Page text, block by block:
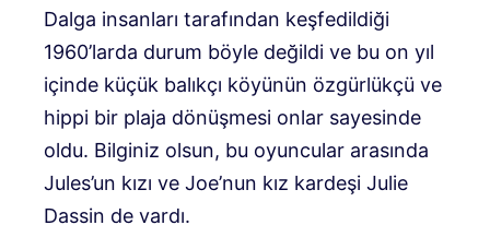
Dalga insanları tarafından keşfedildiği
1960’larda durum böyle değildi ve bu on yıl
içinde küçük balıkçı köyünün özgürlükçü ve
hippi bir plaja dönüşmesi onlar sayesinde
oldu. Bilginiz olsun, bu oyuncular arasında
Jules’un kızı ve Joe’nun kız kardeşi Julie
Dassin de vardı.